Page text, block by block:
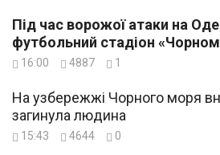
Під час ворожої атаки на
футбольний стадіон
16:00 4887 1
На узбережжі Чорного моря
загинула людина
15:43 4644 0